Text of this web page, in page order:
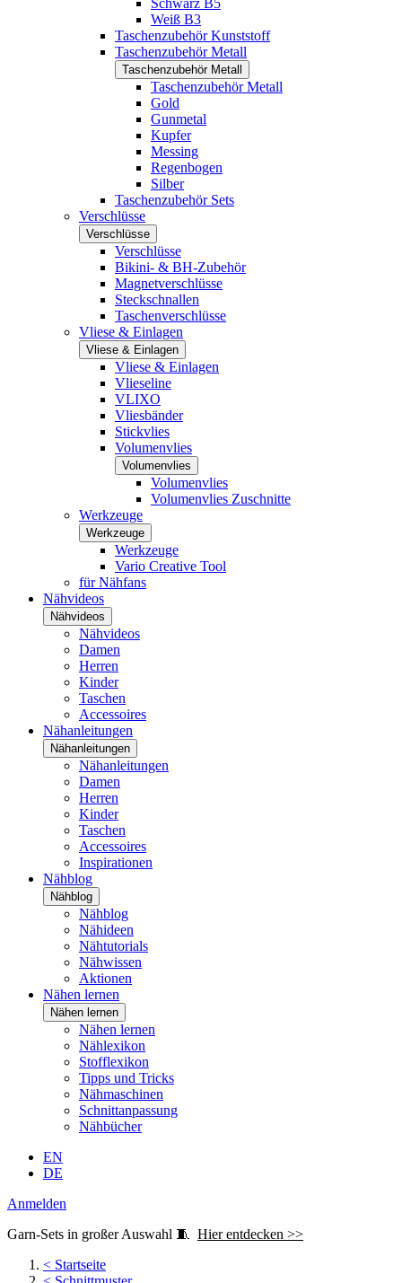
Schwarz B5
Weiß B3
Taschenzubehör Kunststoff
Taschenzubehör Metall
Taschenzubehör Metall
Taschenzubehör Metall
Gold
Gunmetal
Kupfer
Messing
Regenbogen
Silber
Taschenzubehör Sets
Verschlüsse
Verschlüsse
Verschlüsse
Bikini- & BH-Zubehör
Magnetverschlüsse
Steckschnallen
Taschenverschlüsse
Vliese & Einlagen
Vliese & Einlagen
Vliese & Einlagen
Vlieseline
VLIXO
Vliesbänder
Stickvlies
Volumenvlies
Volumenvlies
Volumenvlies
Volumenvlies Zuschnitte
Werkzeuge
Werkzeuge
Werkzeuge
Vario Creative Tool
für Nähfans
Nähvideos
Nähvideos
Nähvideos
Damen
Herren
Kinder
Taschen
Accessoires
Nähanleitungen
Nähanleitungen
Nähanleitungen
Damen
Herren
Kinder
Taschen
Accessoires
Inspirationen
Nähblog
Nähblog
Nähblog
Nähideen
Nähtutorials
Nähwissen
Aktionen
Nähen lernen
Nähen lernen
Nähen lernen
Nählexikon
Stofflexikon
Tipps und Tricks
Nähmaschinen
Schnittanpassung
Nähbücher
EN
DE
Anmelden
Garn-Sets in großer Auswahl 🧵 Hier entdecken >>
< Startseite